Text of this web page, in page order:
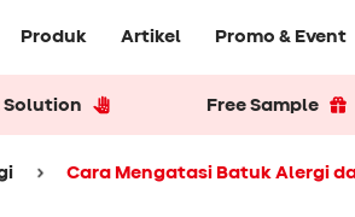
Produk Artikel Promo & Event
Solution Free Sample
Cara Mengatasi Batuk Alergi